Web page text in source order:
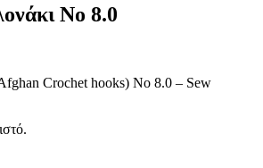
Νο 8.0
Crochet hooks) Νο 8.0 – Sew